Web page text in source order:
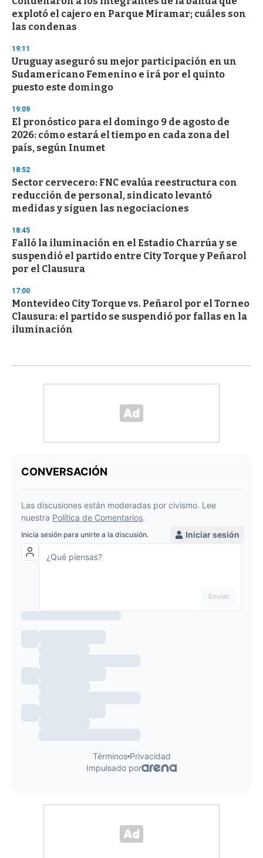
explotó el cajero en Parque Miramar; cuáles son
las condenas
19:11
Uruguay aseguró su mejor participación en un
Sudamericano Femenino e irá por el quinto
puesto este domingo
19:09
El pronóstico para el domingo 9 de agosto de
2026: cómo estará el tiempo en cada zona del
país, según Inumet
18:52
Sector cervecero: FNC evalúa reestructura con
reducción de personal, sindicato levantó
medidas y siguen las negociaciones
18:45
Falló la iluminación en el Estadio Charrúa y se
suspendió el partido entre City Torque y Peñarol
por el Clausura
17:00
Montevideo City Torque vs. Peñarol por el Torneo
Clausura: el partido se suspendió por fallas en la
iluminación